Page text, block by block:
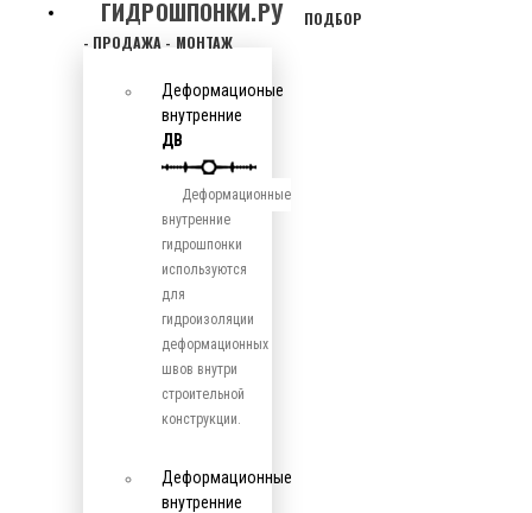
ГИДРОШПОНКИ.РУ
ПОДБОР
- ПРОДАЖА - МОНТАЖ
Деформационые
внутренние
ДВ
Деформационные
внутренние
гидрошпонки
используются
для
гидроизоляции
деформационных
швов внутри
строительной
конструкции.
Деформационные
внутренние